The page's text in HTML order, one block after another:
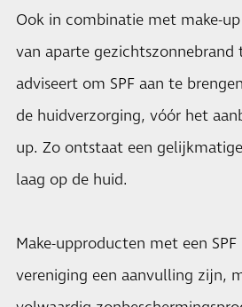
Ook in combinatie met make-
van aparte gezichtszonnebrand
adviseert om SPF aan te
de huidverzorging, vóór het
up. Zo ontstaat een
laag op de huid.
Make-upproducten met een
vereniging een aanvulling zijn,